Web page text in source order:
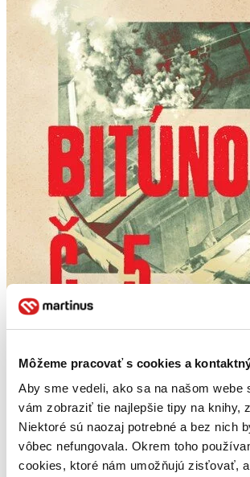
Môžeme pracovať s cookies a
Aby sme vedeli, ako sa na našom webe
vám zobraziť tie najlepšie tipy na knihy,
Niektoré sú naozaj potrebné a bez nich
vôbec nefungovala. Okrem toho
cookies, ktoré nám umožňujú zisťovať,